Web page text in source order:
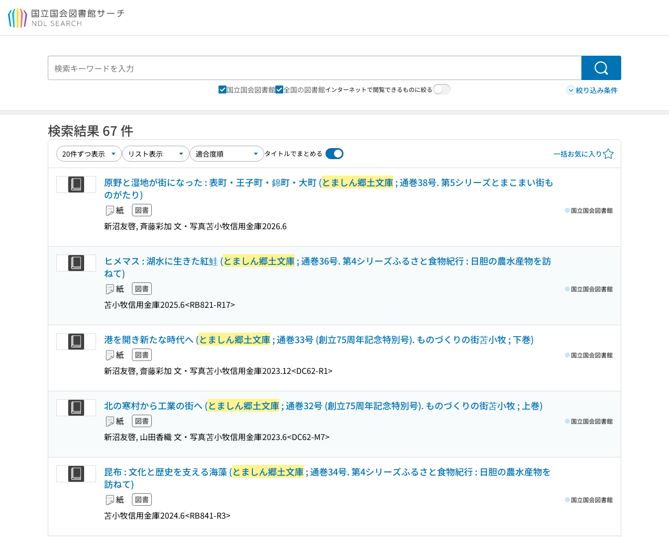
本文へ移動
検索
国立国会図書館 全国の図書館インターネットで閲覧できるものに絞る 絞り込み条件
検索結果 67 件
タイトルでまとめる 一括お気に入り
原野と湿地が街になった : 表町・王子町・錦町・大町 (とましん郷土文庫; 通巻38号. 第5シリーズとまこまい街も
のがたり)
紙 図書
新沼友啓, 斉藤彩加 文・写真苫小牧信用金庫2026.6
国立国会図書館
ヒメマス : 湖水に生きた紅鮭 (とましん郷土文庫; 通巻36号. 第4シリーズふるさと食物紀行 : 日胆の農水産物を訪
ねて)
紙 図書
苫小牧信用金庫2025.6<RB821-R17>
国立国会図書館
港を開き新たな時代へ (とましん郷土文庫; 通巻33号 (創立75周年記念特別号). ものづくりの街苫小牧 ; 下巻)
紙 図書
新沼友啓, 齋藤彩加 文・写真苫小牧信用金庫2023.12<DC62-R1>
国立国会図書館
北の寒村から工業の街へ (とましん郷土文庫; 通巻32号 (創立75周年記念特別号). ものづくりの街苫小牧 ; 上巻)
紙 図書
新沼友啓, 山田香織 文・写真苫小牧信用金庫2023.6<DC62-M7>
国立国会図書館
昆布 : 文化と歴史を支える海藻 (とましん郷土文庫; 通巻34号. 第4シリーズふるさと食物紀行 : 日胆の農水産物を
訪ねて)
紙 図書
苫小牧信用金庫2024.6<RB841-R3>
国立国会図書館